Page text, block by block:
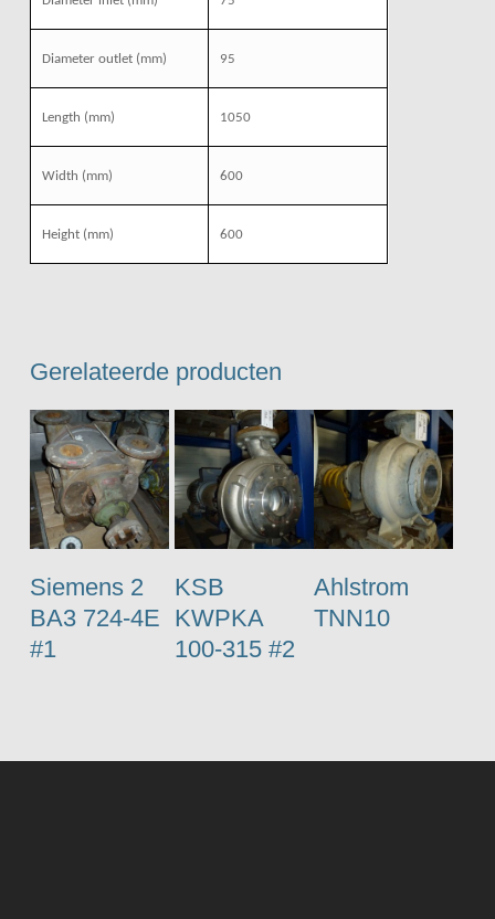
Diameter outlet(mm) 95
Length (mm) 1050
Width (mm) 600
Height(mm) 600
Gerelateerde producten
Siemens 2
BA3 724-4E
#1
KSB
KWPKA
100-315 #2
Ahlstrom
TNN10